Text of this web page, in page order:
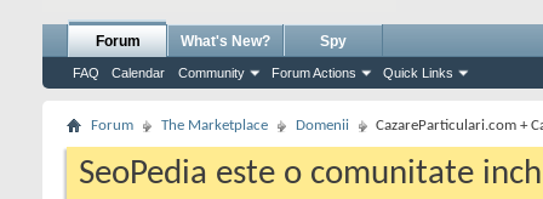
Forum
FAQ Calendar Community Forum Actions Quick Links
What's New? Spy
Forum The Marketplace Domenii CazareParticulari.com +
SeoPedia este o comunitate